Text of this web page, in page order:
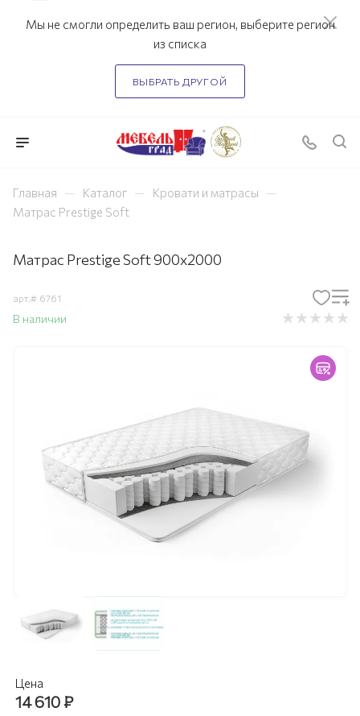
Мы не смогли определить ваш регион, выберите регион
из списка
ВЫБРАТЬ ДРУГОЙ
Главная — Каталог — Кровати и матрасы —
Матрас Prestige Soft
Матрас Prestige Soft 900х2000
арт.# 6761
В наличии
Цена
14 610₽